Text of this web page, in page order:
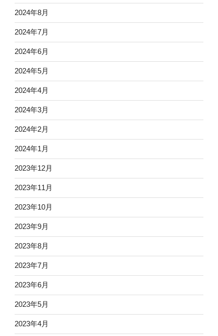
2024年8月
2024年7月
2024年6月
2024年5月
2024年4月
2024年3月
2024年2月
2024年1月
2023年12月
2023年11月
2023年10月
2023年9月
2023年8月
2023年7月
2023年6月
2023年5月
2023年4月